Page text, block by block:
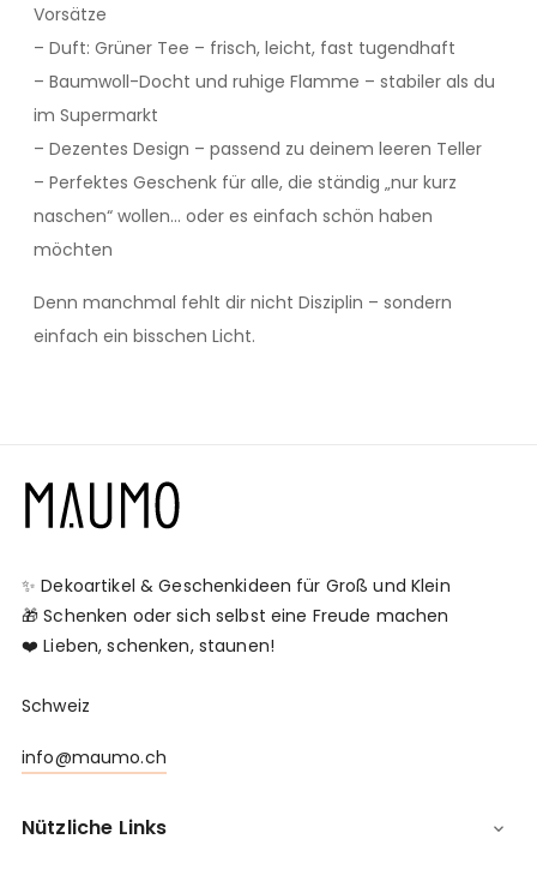
Vorsätze
– Duft: Grüner Tee – frisch, leicht, fast tugendhaft
– Baumwoll-Docht und ruhige Flamme – stabiler als du
im Supermarkt
– Dezentes Design – passend zu deinem leeren Teller
– Perfektes Geschenk für alle, die ständig „nur kurz
naschen“ wollen… oder es einfach schön haben
möchten
Denn manchmal fehlt dir nicht Disziplin – sondern
einfach ein bisschen Licht.
✨ Dekoartikel & Geschenkideen für Groß und Klein
🎁 Schenken oder sich selbst eine Freude machen
❤️ Lieben, schenken, staunen!
Schweiz
info@maumo.ch
Nützliche Links 